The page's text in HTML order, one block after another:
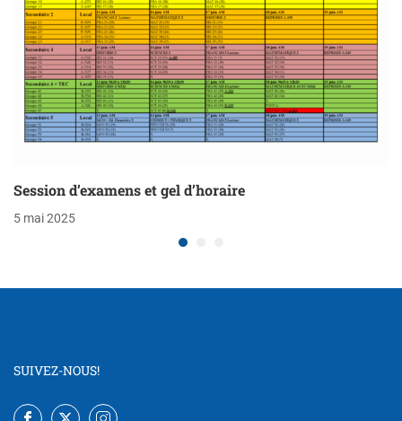
Session d’examens et gel d’horaire
5 mai 2025
SUIVEZ-NOUS!